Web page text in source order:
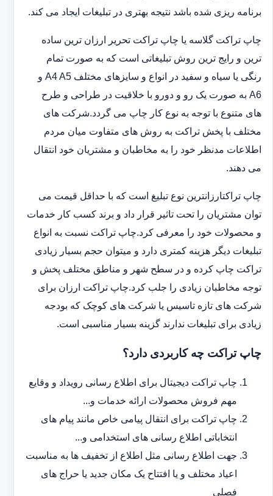
برنامه ریزی شده باشد نتیجه بهتری در تبلیغات ایجاد می کند.
چاپ تراکت گلاسه یا چاپ تراکت تحریر ارزان ترین ساده
ترین و رایج ترین روش تبلیغاتی است که به صورت تمام
رنگی یا سیاه و سفید در انواع و سایزهای مختلف A4 A5 و
A6 به صورت یک رو و دورو با خلاقیت در طراحی و طرح
های متنوع با توجه به نوع کار چاپ می گردد.شرکت های
مختلف با پخش تراکت به روش های متفاوت میان مردم
اطلاعات مدنظر خود را به مخاطبان و مشتریان خود انتقال
می دهند.
چاپ تراکت‏ارزانترین نوع تبلیغ است که با حداقل قیمت می
توان مشتریان را تحت تاثیر قرار داد و برند کسب کار خدمات
و محصولات خود را معرفی کرد.چاپ تراکت نسبت به انواع
تبلیغات دیگر هزینه کمتری دارد و می‎توان حجم بسیار زیادی
تراکت چاپ کرده و در سطح شهر و مناطق مختلف پخش و
توجه مخاطبان زیادی را جلب کرد.چاپ تراکت ارزان برای
شرکت های تازه تاسیس یا شرکت های کوچک که بودجه
زیادی برای تبلیغات ندارند گزینه بسیار مناسبی است.
چاپ تراکت چه کاربردی دارد؟
چاپ تراکت دیجیتال برای اطلاع رسانی رویداد و وقایع
مهم فروش محصولات ارائه خدمات و...
چاپ تراکت برای انتقال پیامی خاص مانند پیام های
انتخاباتی اطلاع رسانی های استخدامی و...
جهت اطلاع رسانی مثل اطلاع از تخفیف ها به مناسبت
اعیاد مختلف و یا افتتاح یک مکان جدید یا حراج های
فصلی